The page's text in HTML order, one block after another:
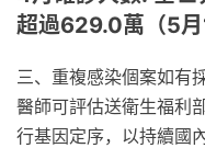
超過629.0萬（5月
三、重複感染個案如有
醫師可評估送衛生福利
行基因定序，以持續國